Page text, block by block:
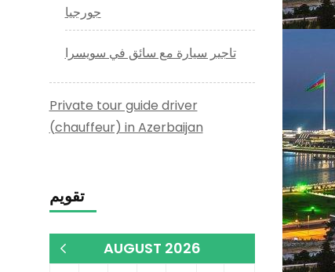
جورجيا
تاجير سيارة مع سائق في سويسرا
Private tour guide driver
(chauffeur) in Azerbaijan
تقويم
AUGUST 2026